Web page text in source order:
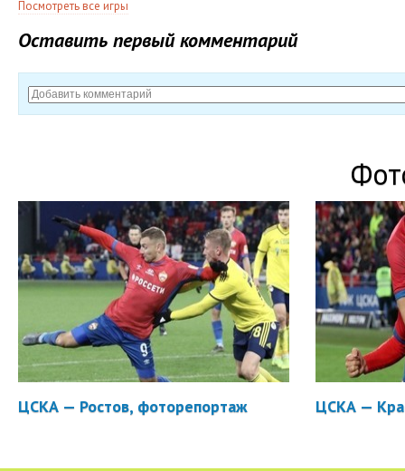
Посмотреть все игры
Оставить первый комментарий
ЦСКА — Ростов, фоторепортаж ЦСКА —